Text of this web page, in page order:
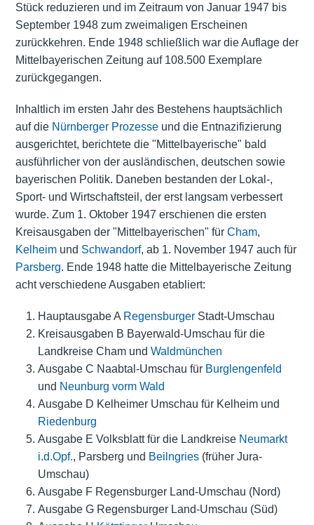
Stück reduzieren und im Zeitraum von Januar 1947 bis
September 1948 zum zweimaligen Erscheinen
zurückkehren. Ende 1948 schließlich war die Auflage der
Mittelbayerischen Zeitung auf 108.500 Exemplare
zurückgegangen.
Inhaltlich im ersten Jahr des Bestehens hauptsächlich
auf die Nürnberger Prozesseund die Entnazifizierung
ausgerichtet, berichtete die "Mittelbayerische" bald
ausführlicher von der ausländischen, deutschen sowie
bayerischen Politik. Daneben bestanden der Lokal-,
Sport- und Wirtschaftsteil, der erst langsam verbessert
wurde. Zum 1. Oktober 1947 erschienen die ersten
Kreisausgaben der "Mittelbayerischen" für Cham,
Kelheimund Schwandorf, ab 1. November 1947 auch für
Parsberg. Ende 1948 hatte die Mittelbayerische Zeitung
acht verschiedene Ausgaben etabliert:
Hauptausgabe A RegensburgerStadt-Umschau
Kreisausgaben B Bayerwald-Umschau für die
Landkreise Cham und Waldmünchen
Ausgabe C Naabtal-Umschau für Burglengenfeld
und Neunburg vorm Wald
Ausgabe D Kelheimer Umschau für Kelheim und
Riedenburg
Ausgabe E Volksblatt für die Landkreise Neumarkt
i.d.Opf., Parsberg und Beilngries(früher Jura-
Umschau)
Ausgabe F Regensburger Land-Umschau (Nord)
Ausgabe G Regensburger Land-Umschau (Süd)